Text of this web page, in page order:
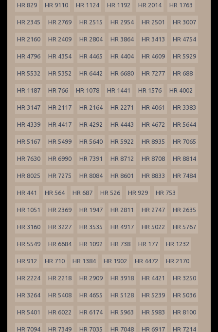
HR 829 HR 9110 HR 1124 HR 1192 HR 2014 HR 1763
HR 2345 HR 2769 HR 2515 HR 2954 HR 2501 HR 3007
HR 2160 HR 2409 HR 2804 HR 3864 HR 3413 HR 4754
HR 4796 HR 4354 HR 4465 HR 4404 HR 4609 HR 5929
HR 5532 HR 5352 HR 6442 HR 6680 HR 7277 HR 688
HR 1187 HR 766 HR 1078 HR 1441 HR 1576 HR 4002
HR 3147 HR 2117 HR 2164 HR 2271 HR 4061 HR 3383
HR 4339 HR 4417 HR 4292 HR 4443 HR 4672 HR 5644
HR 5167 HR 5499 HR 5640 HR 5922 HR 8935 HR 7065
HR 7630 HR 6990 HR 7391 HR 8712 HR 8708 HR 8814
HR 8025 HR 7275 HR 8084 HR 8601 HR 8833 HR 7484
HR 441 HR 564 HR 687 HR 526 HR 929 HR 753
HR 1051 HR 2369 HR 1947 HR 2811 HR 2747 HR 2635
HR 3160 HR 3227 HR 3535 HR 4917 HR 5022 HR 5767
HR 5549 HR 6684 HR 1092 HR 738 HR 177 HR 1232
HR 912 HR 710 HR 1384 HR 1902 HR 4472 HR 2170
HR 2224 HR 2218 HR 2909 HR 3918 HR 4421 HR 3250
HR 3264 HR 5408 HR 4655 HR 5128 HR 5239 HR 5036
HR 5401 HR 6022 HR 6174 HR 5963 HR 5983 HR 8100
HR 7094 HR 7349 HR 7035 HR 7048 HR 6917 HR 7214